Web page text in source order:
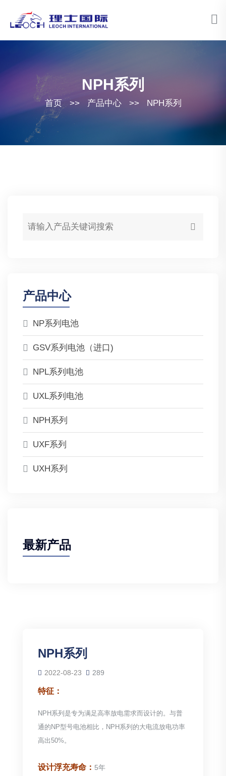
NPH系列
首页 >> 产品中心 >> NPH系列
产品中心
NP系列电池
GSV系列电池（进口)
NPL系列电池
UXL系列电池
NPH系列
UXF系列
UXH系列
最新产品
NPH系列
2022-08-23 289
特征：
NPH系列是专为满足高率放电需求而设计的。与普
通的NP型号电池相比，NPH系列的大电流放电功率
高出50%。
设计浮充寿命： 5年